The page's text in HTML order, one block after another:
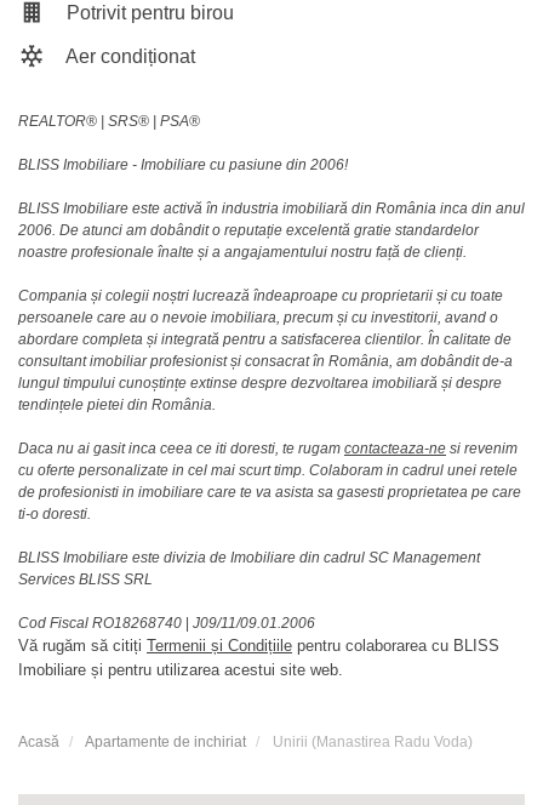
Potrivit pentru birou
Aer condiționat
REALTOR®️ | SRS®️ | PSA®️
BLISS Imobiliare - Imobiliare cu pasiune din 2006!
BLISS Imobiliare este activă în industria imobiliară din România inca din anul
2006. De atunci am dobândit o reputație excelentă gratie standardelor
noastre profesionale înalte și a angajamentului nostru față de clienți.
Compania și colegii noștri lucrează îndeaproape cu proprietarii și cu toate
persoanele care au o nevoie imobiliara, precum și cu investitorii, avand o
abordare completa și integrată pentru a satisfacerea clientilor. În calitate de
consultant imobiliar profesionist și consacrat în România, am dobândit de-a
lungul timpului cunoștințe extinse despre dezvoltarea imobiliară și despre
tendințele pietei din România.
Daca nu ai gasit inca ceea ce iti doresti, te rugam contacteaza-ne si revenim
cu oferte personalizate in cel mai scurt timp. Colaboram in cadrul unei retele
de profesionisti in imobiliare care te va asista sa gasesti proprietatea pe care
ti-o doresti.
BLISS Imobiliare este divizia de Imobiliare din cadrul SC Management
Services BLISS SRL
Cod Fiscal RO18268740 | J09/11/09.01.2006
Vă rugăm să citiți Termenii și Condițiile pentru colaborarea cu BLISS
Imobiliare și pentru utilizarea acestui site web.
Acasă Apartamente de inchiriat Unirii (Manastirea Radu Voda)